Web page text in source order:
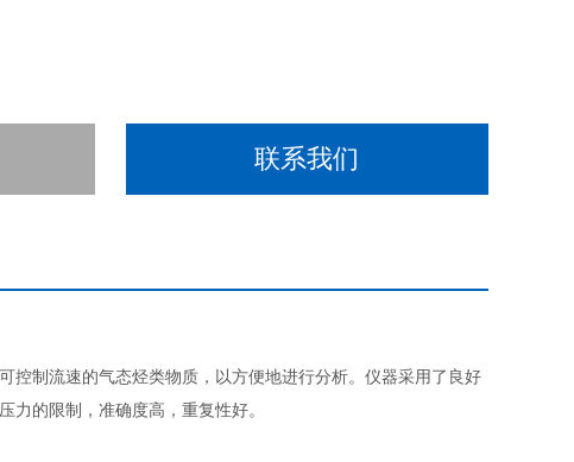
联系我们
控制流速的气态烃类物质，以方便地进行分析。仪器采用了良好
力的限制，准确度高，重复性好。